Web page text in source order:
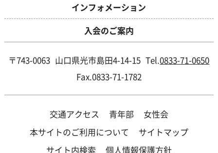
インフォメーション
入会のご案内
〒743-0063 山口県光市島田4-14-15 Tel.0833-71-0650
Fax.0833-71-1782
交通アクセス 青年部
女性会
本サイトのご利用について
サイトマップ
サイト内検索
個人情報保護方針